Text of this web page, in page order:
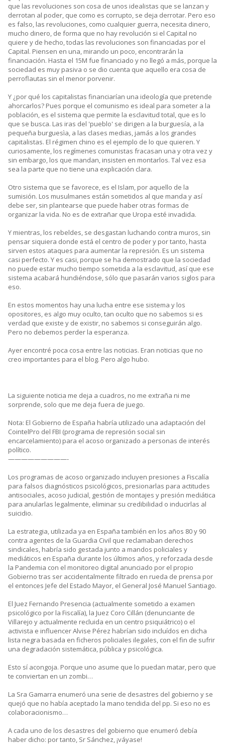
que las revoluciones son cosa de unos idealistas que se lanzan y
derrotan al poder, que como es corrupto, se deja derrotar. Pero eso
es falso, las revoluciones, como cualquier guerra, necesita dinero,
mucho dinero, de forma que no hay revolución si el Capital no
quiere y de hecho, todas las revoluciones son financiadas por el
Capital. Piensen en una, mirando un poco, encontrarán la
financiación. Hasta el 15M fue financiado y no llegó a más, porque la
sociedad es muy pasiva o se dio cuenta que aquello era cosa de
perroflautas sin el menor porvenir.
Y ¿por qué los capitalistas financiarían una ideología que pretende
ahorcarlos? Pues porque el comunismo es ideal para someter a la
población, es el sistema que permite la esclavitud total, que es lo
que se busca. Las iras del 'pueblo' se dirigen a la burguesía, a la
pequeña burguesìa, a las clases medias, jamás a los grandes
capitalistas. El régimen chino es el ejemplo de lo que quieren. Y
curiosamente, los regímenes comunistas fracasan una y otra vez y
sin embargo, los que mandan, insisten en montarlos. Tal vez esa
sea la parte que no tiene una explicación clara.
Otro sistema que se favorece, es el Islam, por aquello de la
sumisión. Los musulmanes están sometidos al que manda y así
debe ser, sin plantearse que puede haber otras formas de
organizar la vida. No es de extrañar que Uropa esté invadida.
Y mientras, los rebeldes, se desgastan luchando contra muros, sin
pensar siquiera donde está el centro de poder y por tanto, hasta
sirven estos ataques para aumentar la represión. Es un sistema
casi perfecto. Y es casi, porque se ha demostrado que la sociedad
no puede estar mucho tiempo sometida a la esclavitud, así que ese
sistema acabará hundiéndose, sólo que pasarán varios siglos para
eso.
En estos momentos hay una lucha entre ese sistema y los
opositores, es algo muy oculto, tan oculto que no sabemos si es
verdad que existe y de existir, no sabemos si conseguirán algo.
Pero no debemos perder la esperanza.
Ayer encontré poca cosa entre las noticias. Eran noticias que no
creo importantes para el blog. Pero algo hubo.
La siguiente noticia me deja a cuadros, no me extraña ni me
sorprende, solo que me deja fuera de juego.
Nota: El Gobierno de España habría utilizado una adaptación del
CointelPro del FBI (programa de represión social sin
encarcelamiento) para el acoso organizado a personas de interés
político.
—————————-
Los programas de acoso organizado incluyen presiones a Fiscalía
para falsos diagnósticos psicológicos, presionarlas para actitudes
antisociales, acoso judicial, gestión de montajes y presión mediática
para anularlas legalmente, eliminar su credibilidad o inducirlas al
suicidio.
La estrategia, utilizada ya en España también en los años 80 y 90
contra agentes de la Guardia Civil que reclamaban derechos
sindicales, habría sido gestada junto a mandos policiales y
mediáticos en España durante los últimos años, y reforzada desde
la Pandemia con el monitoreo digital anunciado por el propio
Gobierno tras ser accidentalmente filtrado en rueda de prensa por
el entonces Jefe del Estado Mayor, el General José Manuel Santiago.
El Juez Fernando Presencia (actualmente sometido a examen
psicológico por la Fiscalía), la Juez Coro Cillán (denunciante de
Villarejo y actualmente recluida en un centro psiquiátrico) o el
activista e influencer Alvise Pérez habrían sido incluídos en dicha
lista negra basada en ficheros policiales ilegales, con el fin de sufrir
una degradación sistemática, pública y psicológica.
Esto sí acongoja. Porque uno asume que lo puedan matar, pero que
te conviertan en un zombi…
La Sra Gamarra enumeró una serie de desastres del gobierno y se
quejó que no había aceptado la mano tendida del pp. Si eso no es
colaboracionismo…
A cada uno de los desastres del gobierno que enumeró debía
haber dicho: por tanto, Sr Sánchez, ¡váyase!